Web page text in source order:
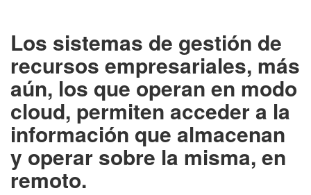
Los sistemas de gestión de
recursos empresariales, más
aún, los que operan en modo
cloud, permiten acceder a la
información que almacenan
y operar sobre la misma, en
remoto.